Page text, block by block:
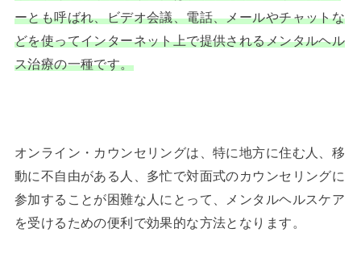
ーとも呼ばれ、ビデオ会議、電話、メールやチャットな
どを使ってインターネット上で提供されるメンタルヘル
ス治療の一種です。
オンライン・カウンセリングは、特に地方に住む人、移
動に不自由がある人、多忙で対面式のカウンセリングに
参加することが困難な人にとって、メンタルヘルスケア
を受けるための便利で効果的な方法となります。